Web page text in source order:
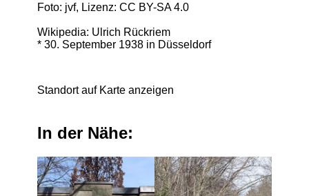
Foto: jvf, Lizenz: CC BY-SA 4.0
Wikipedia: Ulrich Rückriem
* 30. September 1938 in Düsseldorf
Standort auf Karte anzeigen
In der Nähe: